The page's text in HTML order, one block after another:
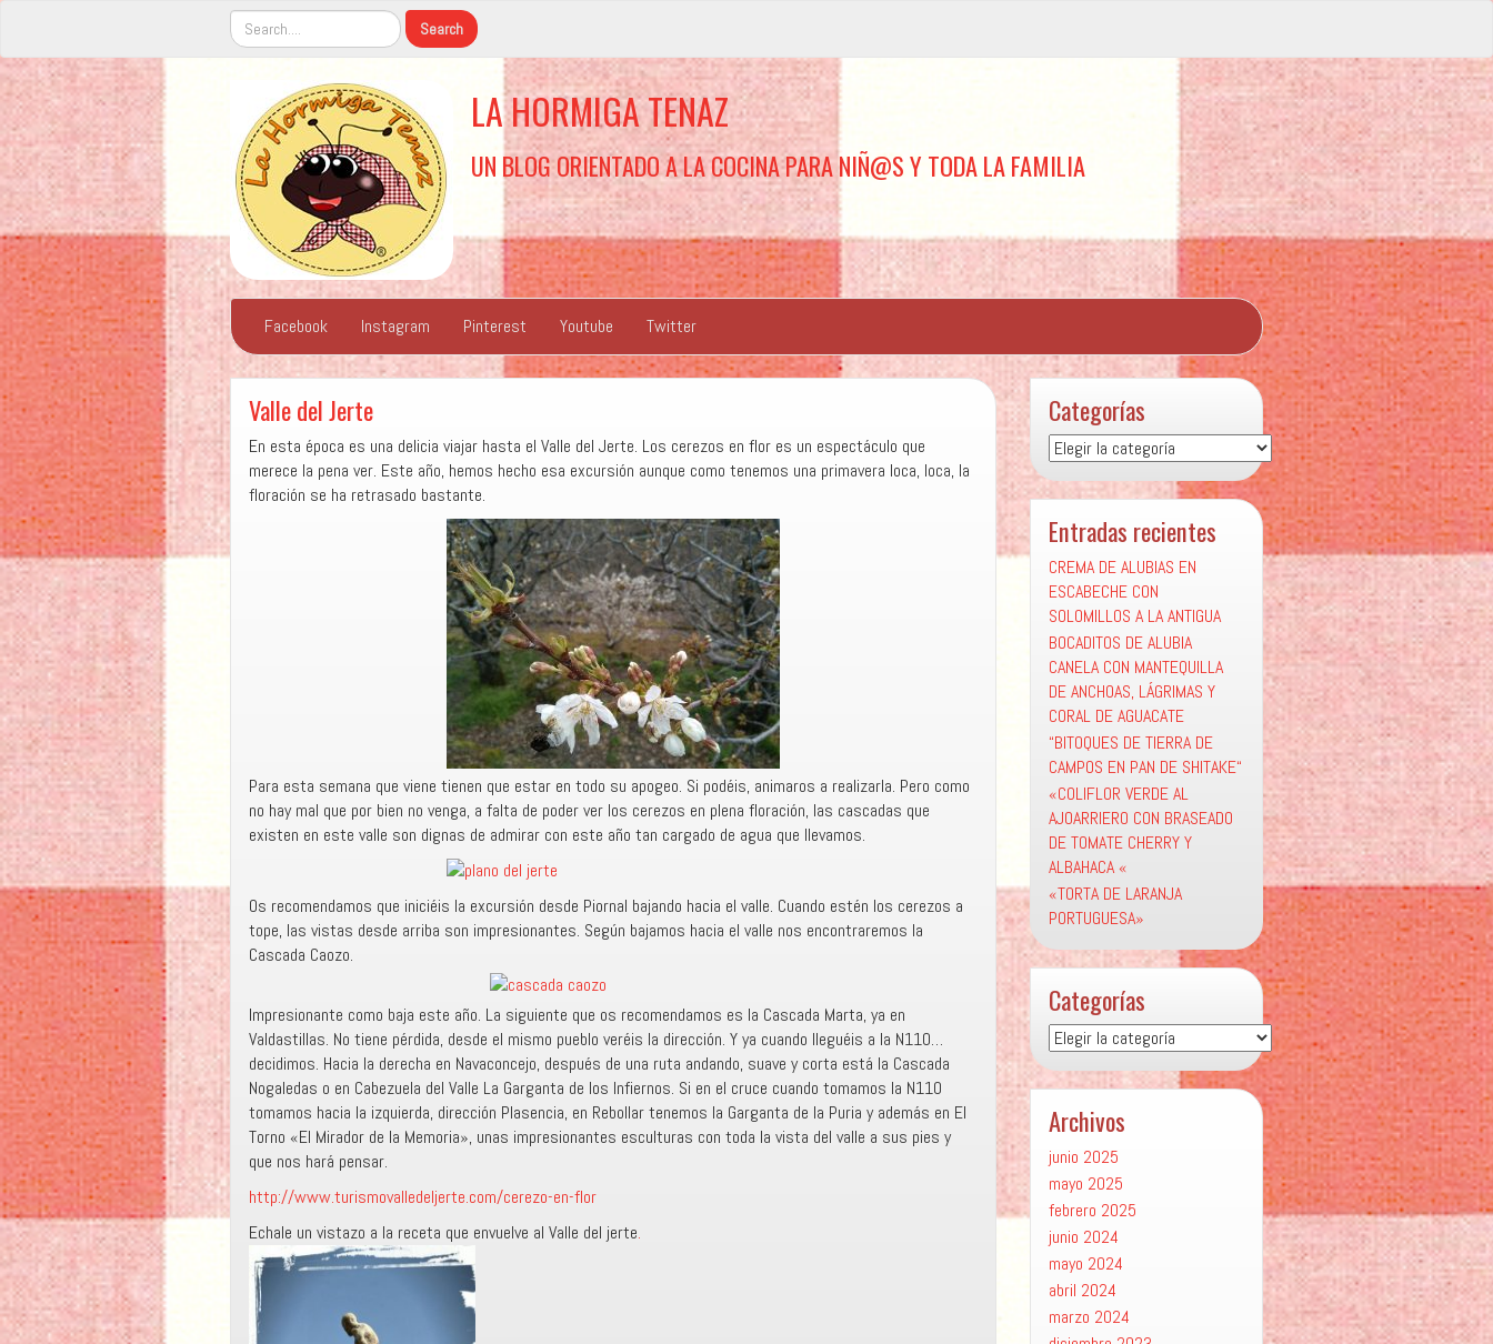
LA HORMIGA TENAZ
UN BLOG ORIENTADO A LA COCINA PARA NIÑ@S Y TODA LA FAMILIA
Facebook Instagram Pinterest Youtube Twitter
Valle del Jerte
En esta época es una delicia viajar hasta el Valle del Jerte. Los cerezos en flor es un espectáculo que
merece la pena ver. Este año, hemos hecho esa excursión aunque como tenemos una primavera loca, loca, la
floración se ha retrasado bastante.
Para esta semana que viene tienen que estar en todo su apogeo. Si podéis, animaros a realizarla. Pero como
no hay mal que por bien no venga, a falta de poder ver los cerezos en plena floración, las cascadas que
existen en este valle son dignas de admirar con este año tan cargado de agua que llevamos.
Os recomendamos que iniciéis la excursión desde Piornal bajando hacia el valle. Cuando estén los cerezos a
tope, las vistas desde arriba son impresionantes. Según bajamos hacia el valle nos encontraremos la
Cascada Caozo.
Impresionante como baja este año. La siguiente que os recomendamos es la Cascada Marta, ya en
Valdastillas. No tiene pérdida, desde el mismo pueblo veréis la dirección. Y ya cuando lleguéis a la N110…
decidimos. Hacia la derecha en Navaconcejo, después de una ruta andando, suave y corta está la Cascada
Nogaledas o en Cabezuela del Valle La Garganta de los Infiernos. Si en el cruce cuando tomamos la N110
tomamos hacia la izquierda, dirección Plasencia, en Rebollar tenemos la Garganta de la Puria y además en El
Torno «El Mirador de la Memoria», unas impresionantes esculturas con toda la vista del valle a sus pies y
que nos hará pensar.
http://www.turismovalledeljerte.com/cerezo-en-flor
Echale un vistazo a la receta que envuelve al Valle del jerte.
Categorías
Categorías
Entradas recientes
CREMA DE ALUBIAS EN
ESCABECHE CON
SOLOMILLOS A LA ANTIGUA
BOCADITOS DE ALUBIA
CANELA CON MANTEQUILLA
DE ANCHOAS, LÁGRIMAS Y
CORAL DE AGUACATE
“BITOQUES DE TIERRA DE
CAMPOS EN PAN DE SHITAKE“
«COLIFLOR VERDE AL
AJOARRIERO CON BRASEADO
DE TOMATE CHERRY Y
ALBAHACA «
«TORTA DE LARANJA
PORTUGUESA»
Categorías
Categorías
Archivos
junio 2025
mayo 2025
febrero 2025
junio 2024
mayo 2024
abril 2024
marzo 2024